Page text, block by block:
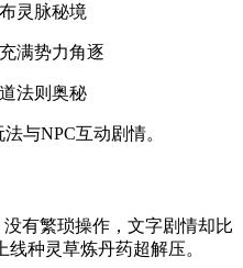
灵脉秘境
满势力角逐
法则奥秘
与NPC互动剧情。
有繁琐操作，文字剧情却比
种灵草炼丹药超解压。